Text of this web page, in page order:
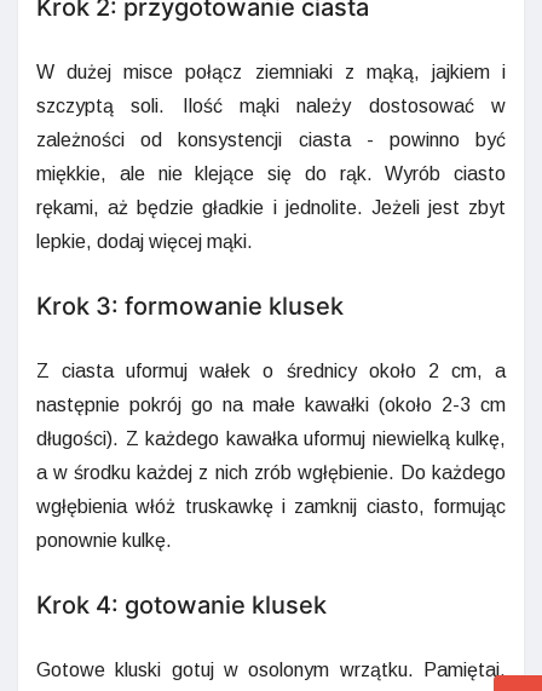
Krok 2: przygotowanie ciasta
W dużej misce połącz ziemniaki z mąką, jajkiem i
szczyptą soli. Ilość mąki należy dostosować w
zależności od konsystencji ciasta - powinno być
miękkie, ale nie klejące się do rąk. Wyrób ciasto
rękami, aż będzie gładkie i jednolite. Jeżeli jest zbyt
lepkie, dodaj więcej mąki.
Krok 3: formowanie klusek
Z ciasta uformuj wałek o średnicy około 2 cm, a
następnie pokrój go na małe kawałki (około 2-3 cm
długości). Z każdego kawałka uformuj niewielką kulkę,
a w środku każdej z nich zrób wgłębienie. Do każdego
wgłębienia włóż truskawkę i zamknij ciasto, formując
ponownie kulkę.
Krok 4: gotowanie klusek
Gotowe kluski gotuj w osolonym wrzątku. Pamiętaj,